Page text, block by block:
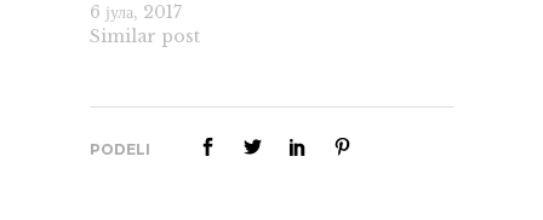
6 јула, 2017
Similar post
PODELI